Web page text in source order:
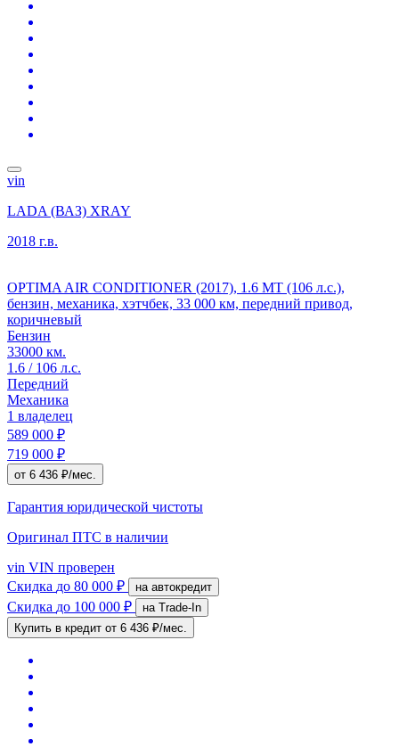
vin
LADA (ВАЗ) XRAY
2018 г.в.
OPTIMA AIR CONDITIONER (2017), 1.6 MT (106 л.с.),
бензин, механика, хэтчбек, 33 000 км, передний привод,
коричневый
Бензин
33000 км.
1.6 / 106 л.с.
Передний
Механика
1 владелец
589 000 ₽
719 000 ₽
от 6 436 ₽/мес.
Гарантия юридической чистоты
Оригинал ПТС в наличии
vin VIN проверен
Скидка до 80 000 ₽ на автокредит
Скидка до 100 000 ₽
на Trade-In
Купить в кредит от 6 436 ₽/мес.